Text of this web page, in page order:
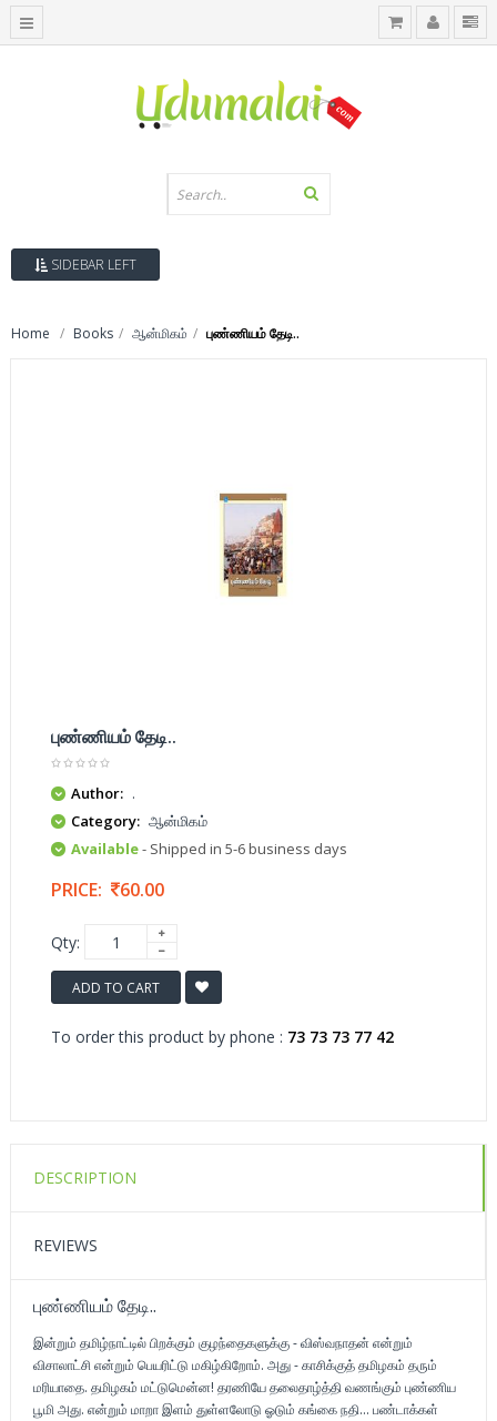
SIDEBAR LEFT
Home Books ஆன்மிகம் புண்ணியம் தேடி..
புண்ணியம் தேடி..
Author: .
Category: ஆன்மிகம்
Available- Shipped in 5-6 business days
PRICE: 60.00
Qty:
ADD TO CART
To order this product by phone : 73 73 73 77 42
DESCRIPTION
REVIEWS
புண்ணியம் தேடி..
இன்றும் தமிழ்நாட்டில் பிறக்கும் குழந்தைகளுக்கு - விஸ்வநாதன் என்றும்
விசாலாட்சி என்றும் பெயரிட்டு மகிழ்கிறோம். அது - காசிக்குத் தமிழகம் தரும்
மரியாதை. தமிழகம் மட்டுமென்ன! தரணியே தலைதாழ்த்தி வணங்கும் புண்ணிய
பூமி அது. என்றும் மாறா இளம் துள்ளலோடு ஓடும் கங்கை நதி... பண்டாக்கள்